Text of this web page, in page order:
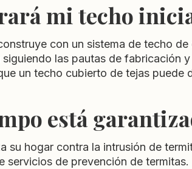
mi techo
con un sistema de techo
siguiendo las pautas de
un techo cubierto de tejas puede
está
su hogar contra la intrusión de
servicios de prevención de termitas.